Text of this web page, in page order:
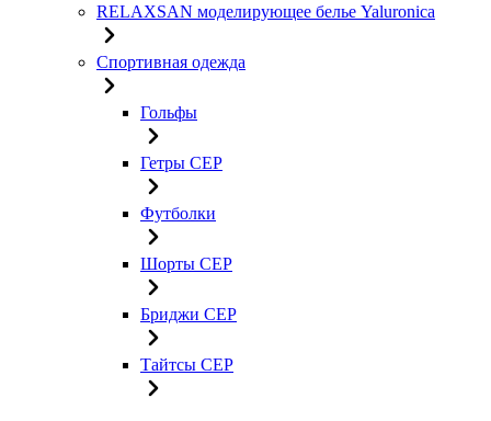
RELAXSAN моделирующее белье Yaluroniсa
Спортивная одежда
Гольфы
Гетры CEP
Футболки
Шорты CEP
Бриджи CEP
Тайтсы CEP